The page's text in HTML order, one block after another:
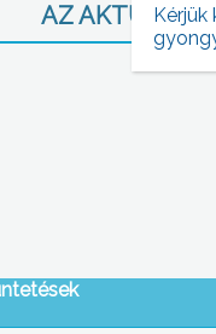
AZ AKTUÁLIS
Kérjük